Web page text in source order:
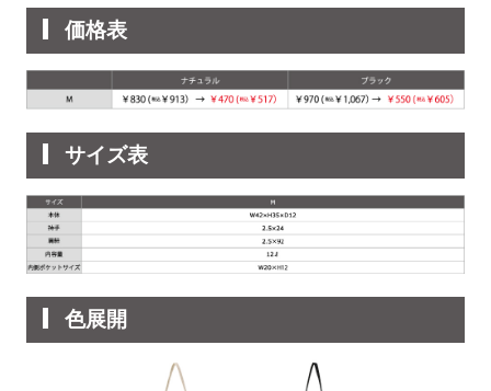
価格表
サイズ表
色展開